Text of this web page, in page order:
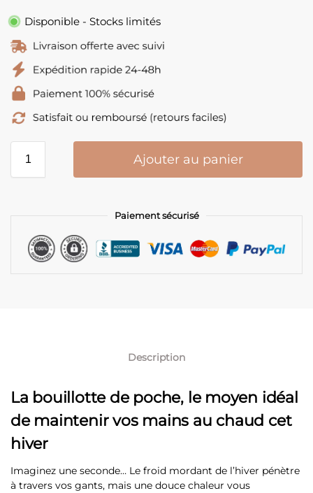
Disponible - Stocks limités
Ajouter au panier
Paiement sécurisé
Description
La bouillotte de poche, le moyen idéal
de maintenir vos mains au chaud cet
hiver
Imaginez une seconde… Le froid mordant de l’hiver pénètre
à travers vos gants, mais une douce chaleur vous